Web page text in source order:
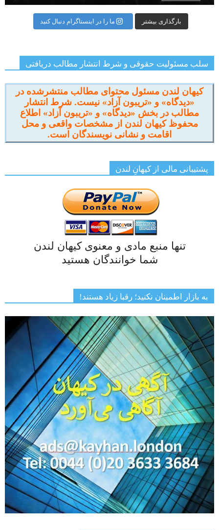
بارگذاری بیشتر ما را در اینستاگرام دنبال کنید
سلب مسئولیت حقوقی و شرط انتشار مطالب دریافتی
کیهان لندن مسئول محتوای مطالب منتشرشده در
«دیدگاه» و «تریبون آزاد» نیست. شرط انتشار
مطالب در بخش «دیدگاه» و «تریبون آزاد» اطلاع
محفوظ کیهان لندن از مشخصات واقعی و محل
اقامت و نشانی نویسندگان است.
پشتیبانی مالی از کیهانِ لندن
تنها منبع مادی و معنوی کیهان لندن
شما خوانندگان هستید
به بازار اطمینان نکنید؛ رقبا زیاد هستند!